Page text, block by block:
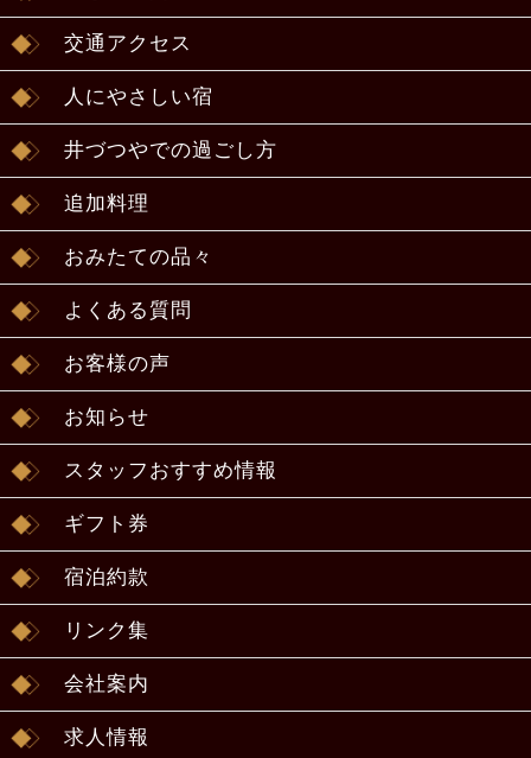
交通アクセス
人にやさしい宿
井づつやでの過ごし方
追加料理
おみたての品々
よくある質問
お客様の声
お知らせ
スタッフおすすめ情報
ギフト券
宿泊約款
リンク集
会社案内
求人情報